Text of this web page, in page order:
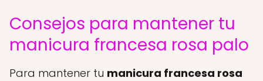
Consejos para mantener tu
manicura francesa rosa palo
Para mantener tu manicura francesa rosa